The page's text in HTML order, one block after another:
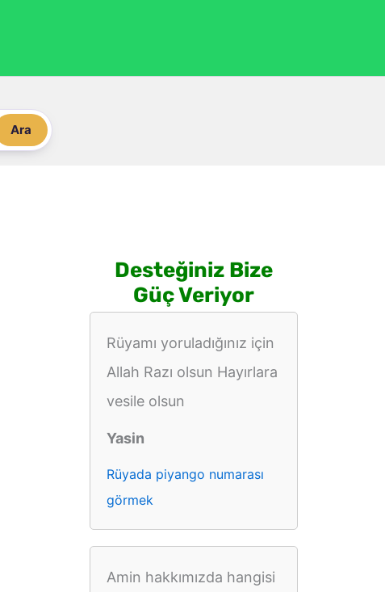
Ara
Desteğiniz Bize
Güç Veriyor
Rüyamı yoruladığınız için
Allah Razı olsun Hayırlara
vesile olsun
Yasin
Rüyada piyango numarası
görmek
Amin hakkımızda hangisi